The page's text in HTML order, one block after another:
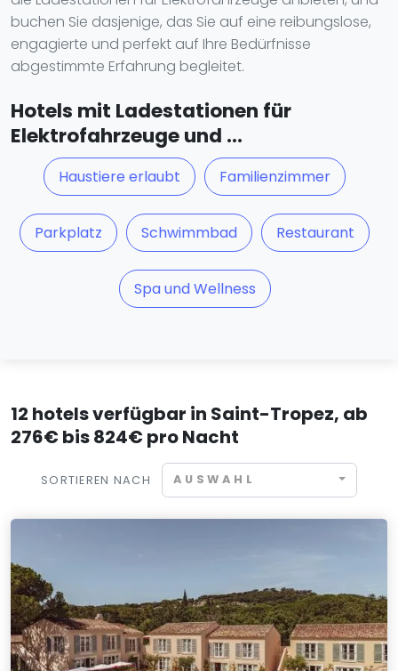
buchen Sie dasjenige, das Sie auf eine reibungslose,
engagierte und perfekt auf Ihre Bedürfnisse
abgestimmte Erfahrung begleitet.
Hotels mit Ladestationen für
Elektrofahrzeuge und ...
Haustiere erlaubt Familienzimmer
Parkplatz Schwimmbad Restaurant
Spa und Wellness
12 hotels verfügbar in Saint-Tropez, ab
276€ bis 824€ pro Nacht
SORTIEREN NACH AUSWAHL